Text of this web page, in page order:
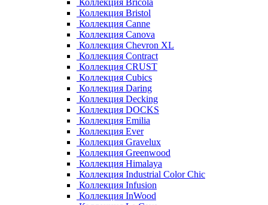
Коллекция Bricola
Коллекция Bristol
Коллекция Canne
Коллекция Canova
Коллекция Chevron XL
Коллекция Contract
Коллекция CRUST
Коллекция Cubics
Коллекция Daring
Коллекция Decking
Коллекция DOCKS
Коллекция Emilia
Коллекция Ever
Коллекция Gravelux
Коллекция Greenwood
Коллекция Himalaya
Коллекция Industrial Color Chic
Коллекция Infusion
Коллекция InWood